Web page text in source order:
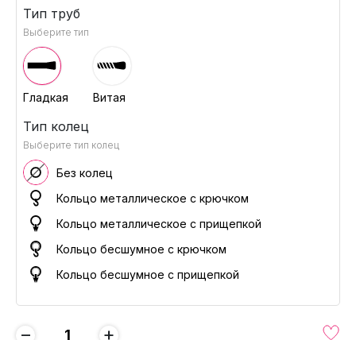
Тип труб
Выберите тип
Гладкая Витая
Тип колец
Выберите тип колец
Без колец
Кольцо металлическое с крючком
Кольцо металлическое с прищепкой
Кольцо бесшумное с крючком
Кольцо бесшумное с прищепкой
− +